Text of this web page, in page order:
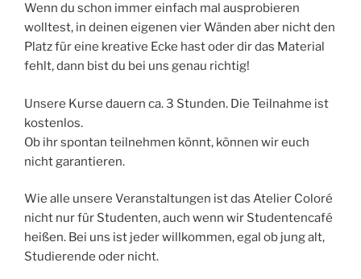
Wenn du schon immer einfach mal ausprobieren
wolltest, in deinen eigenen vier Wänden aber nicht den
Platz für eine kreative Ecke hast oder dir das Material
fehlt, dann bist du bei uns genau richtig!
Unsere Kurse dauern ca. 3 Stunden. Die Teilnahme ist
kostenlos.
Ob ihr spontan teilnehmen könnt, können wir euch
nicht garantieren.
Wie alle unsere Veranstaltungen ist das Atelier Coloré
nicht nur für Studenten, auch wenn wir Studentencafé
heißen. Bei uns ist jeder willkommen, egal ob jung alt,
Studierende oder nicht.